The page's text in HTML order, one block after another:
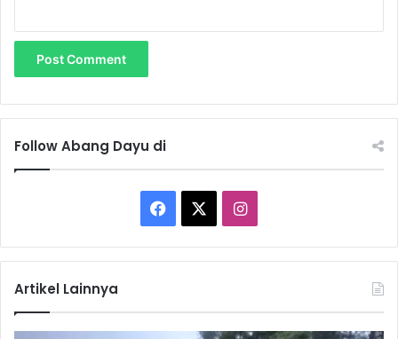
Follow Abang Dayu di
a
e
I
n
t
Artikel Lainnya